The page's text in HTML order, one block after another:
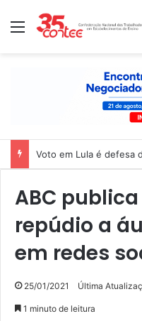
Menu
Voto em Lula é defesa
ABC
repúdio a
em redes
25/01/2021 Última
1 minuto de leitura